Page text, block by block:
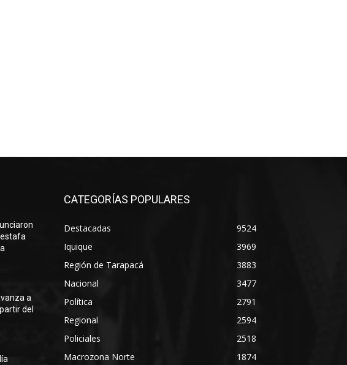
estafa
a
del
CATEGORÍAS POPULARES
Destacadas
9524
Iquique
3969
Región de Tarapacá
3883
Nacional
3477
Política
2791
Regional
2594
Policiales
2518
Macrozona Norte
1874